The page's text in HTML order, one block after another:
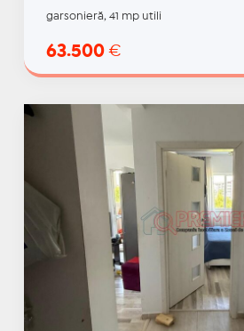
garsonieră, 41 mp utili
63.500 €